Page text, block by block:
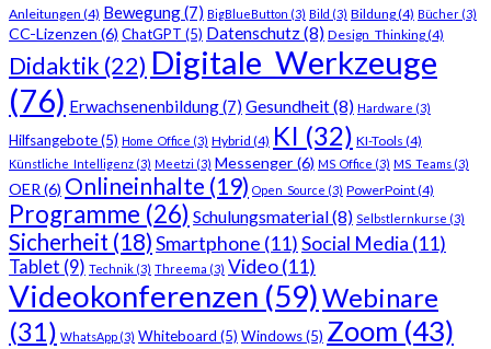
Anleitungen (4) Bewegung(7) BigBlueButton (3) Bild (3) Bildung(4) Bücher (3)
CC-Lizenzen (6) ChatGPT (5) Datenschutz(8) Design_Thinking(4)
Didaktik (22) Digitale_Werkzeuge
(76) Erwachsenenbildung(7) Gesundheit(8) Hardware (3)
Hilfsangebote(5) Home_Office (3) Hybrid (4) KI (32) KI-Tools (4)
Künstliche_Intelligenz (3) Meetzi (3) Messenger (6) MS_Office (3) MS_Teams (3)
OER (6) Onlineinhalte (19) Open_Source (3) PowerPoint(4)
Programme (26) Schulungsmaterial(8) Selbstlernkurse (3)
Sicherheit (18)Smartphone (11)Social Media (11)
Tablet (9) Technik (3) Threema (3) Video(11)
Videokonferenzen (59)Webinare
(31) WhatsApp (3) Whiteboard (5) Windows(5) Zoom (43)